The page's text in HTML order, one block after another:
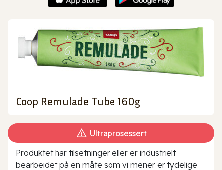
Coop Remulade Tube 160g
Ultraprosessert
Produktet har tilsetninger eller er industrielt
bearbeidet på en måte som vi mener er tydelige